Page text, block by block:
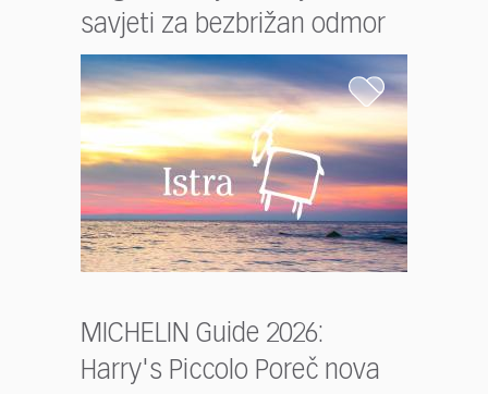
savjeti za bezbrižan odmor
MICHELIN Guide 2026:
Harry's Piccolo Poreč nova